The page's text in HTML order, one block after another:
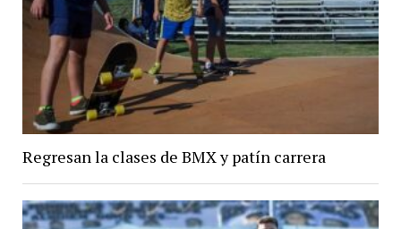
Regresan la clases de BMX y patín carrera